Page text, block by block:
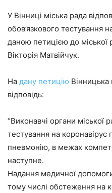
У Вінниці міська рада
обов’язкового тестування
даною петицією до міської
Вікторія Матвійчук.
На дану петицію Вінницька
відповідь:
“Виконавчі органи
тестування на коронавірус
пневмонію, в межах
наступне.
Надання медичної
тому числі обстеження на